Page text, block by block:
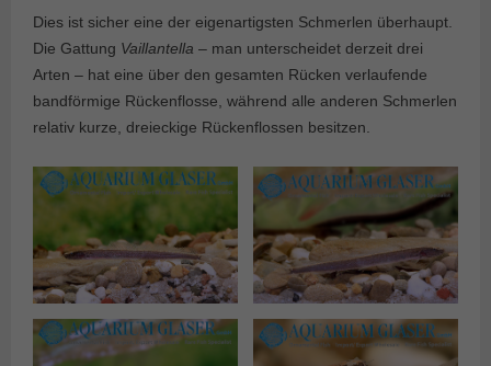
Dies ist sicher eine der eigenartigsten Schmerlen überhaupt.
Die Gattung Vaillantella – man unterscheidet derzeit drei
Arten – hat eine über den gesamten Rücken verlaufende
bandförmige Rückenflosse, während alle anderen Schmerlen
relativ kurze, dreieckige Rückenflossen besitzen.